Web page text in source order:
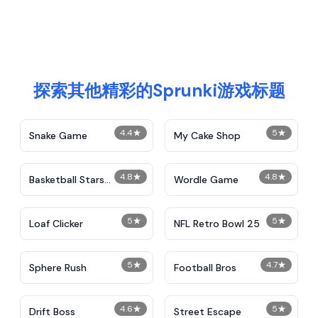
探索其他精彩的Sprunki游戏标题
4.4★
Snake Game 5★
My Cake Shop
4.8★
Basketball Stars
Unblocked
4.8★
Wordle Game
5★
Loaf Clicker 5★
NFL Retro Bowl 25
5★
Sphere Rush 4.7★
Football Bros
4.6★
Drift Boss 5★
Street Escape